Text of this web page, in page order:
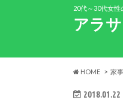
20代～30代女性
アラ
HOME 家
2018.01.22